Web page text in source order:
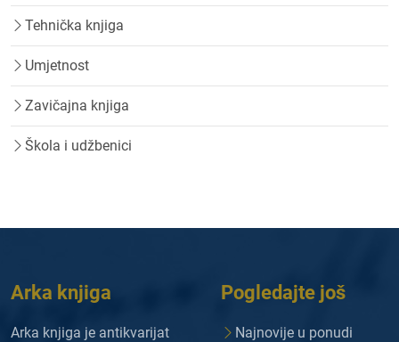
Tehnička knjiga
Umjetnost
Zavičajna knjiga
Škola i udžbenici
Arka knjiga
Arka knjiga je antikvarijat
Pogledajte još
Najnovije u ponudi